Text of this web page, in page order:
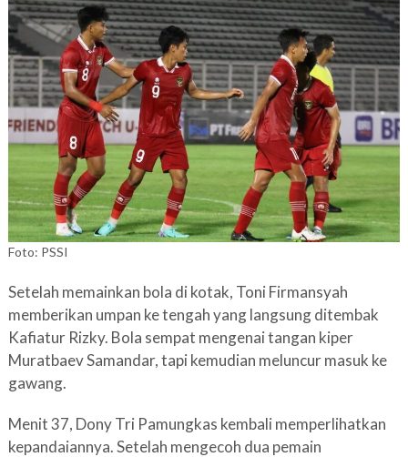
Foto: PSSI
Setelah memainkan bola di kotak, Toni Firmansyah
memberikan umpan ke tengah yang langsung ditembak
Kafiatur Rizky. Bola sempat mengenai tangan kiper
Muratbaev Samandar, tapi kemudian meluncur masuk ke
gawang.
Menit 37, Dony Tri Pamungkas kembali memperlihatkan
kepandaiannya. Setelah mengecoh dua pemain